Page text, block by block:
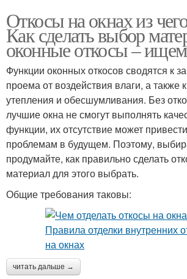
Откосы на окнах из
Как сделать выбор
оконные откосы –
Функции оконных откосов сводятся к
проема от воздействия влаги, а также
утепления и обесшумливания. Без
лучшие окна не смогут выполнять
функции, их отсутствие может
проблемам в будущем. Поэтому,
продумайте, как правильно сделать
материал для этого выбрать.
Общие требования таковы:
читать дальше →